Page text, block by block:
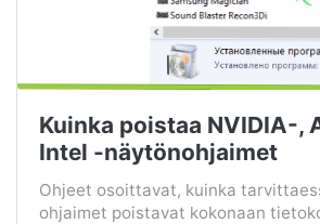
Kuinka poistaa NVIDIA-,
Intel -näytönohjaimet
Ohjeet osoittavat, kuinka
ohjaimet poistavat kokonaan